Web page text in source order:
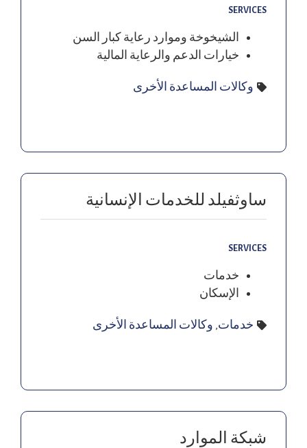
SERVICES
الشيخوخة وموارد رعاية كبار السن
خيارات الدعم والرعاية المالية
وكالات المساعدة الأخرى
ساوثفيلد للخدمات الإنسانية
SERVICES
خدمات
الإسكان
خدمات, وكالات المساعدة الأخرى
شبكة الموارد